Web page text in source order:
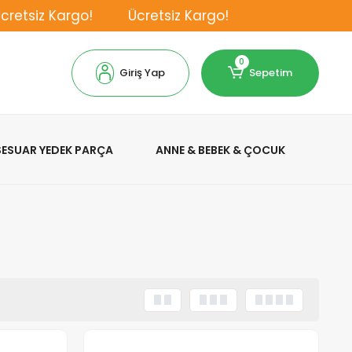
Kargo! Ücretsiz Kargo!
Giriş Yap
0
Sepetim
YEDEK PARÇA ANNE & BEBEK & ÇOCUK